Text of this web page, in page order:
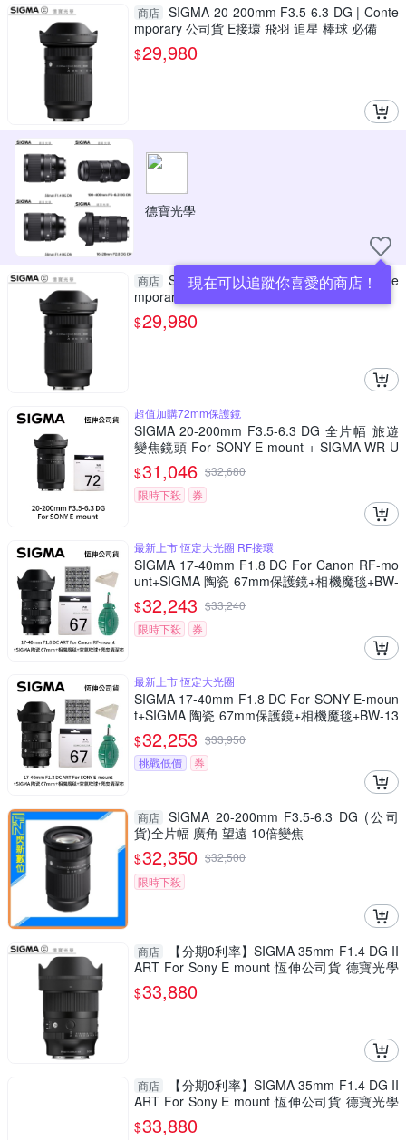
商店 SIGMA 20-200mm F3.5-6.3 DG | Conte
mporary 公司貨 E接環 飛羽 追星 棒球 必備
$29,980
德寶光學
現在可以追蹤你喜愛的商店！
商店 SIGMA 20-200mm F3.5-6.3 DG | Conte
mporary 公司貨 E接環 飛羽 追星 棒球 必備
$29,980
超值加購72mm保護鏡
SIGMA 20-200mm F3.5-6.3 DG 全片幅 旅遊
變焦鏡頭 For SONY E-mount + SIGMA WR U
V 72mm 最頂級保護鏡 (公司貨)
$31,046 $32,680
限時下殺
券
最新上市 恆定大光圈 RF接環
SIGMA 17-40mm F1.8 DC For Canon RF-mo
unt+SIGMA 陶瓷 67mm保護鏡+相機魔毯+BW-
130吹球+麂皮清潔布(公司貨)
$32,243 $33,240
限時下殺
券
最新上市 恆定大光圈
SIGMA 17-40mm F1.8 DC For SONY E-moun
t+SIGMA 陶瓷 67mm保護鏡+相機魔毯+BW-13
0吹球+3030麂皮清潔布 (公司貨)
$32,253 $33,950
挑戰低價
券
商店 SIGMA 20-200mm F3.5-6.3 DG (公司
貨)全片幅 廣角 望遠 10倍變焦
$32,350 $32,500
限時下殺
商店
【分期0利率】SIGMA 35mm F1.4 DG II
ART For Sony E mount 恆伸公司貨 德寶光學
定焦 大光圈 人像 風景
$33,880
商店
【分期0利率】SIGMA 35mm F1.4 DG II
ART For Sony E mount 恆伸公司貨 德寶光學
定焦 大光圈 人像 風景
$33,880